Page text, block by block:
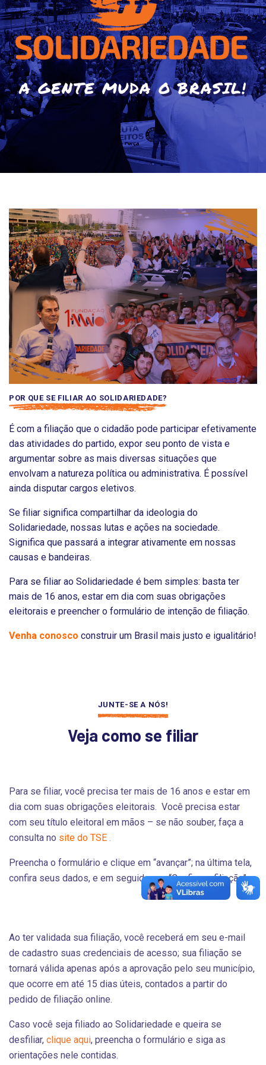
A GENTE MUDA O BRASIL!
POR QUE SE FILIAR AO SOLIDARIEDADE?
É com a filiação que o cidadão pode participar efetivamente
das atividades do partido, expor seu ponto de vista e
argumentar sobre as mais diversas situações que
envolvam a natureza política ou administrativa. É possível
ainda disputar cargos eletivos.
Se filiar significa compartilhar da ideologia do
Solidariedade, nossas lutas e ações na sociedade.
Significa que passará a integrar ativamente em nossas
causas e bandeiras.
Para se filiar ao Solidariedade é bem simples: basta ter
mais de 16 anos, estar em dia com suas obrigações
eleitorais e preencher o formulário de intenção de filiação.
Venha conosco construir um Brasil mais justo e igualitário!
JUNTE-SE A NÓS!
Veja como se filiar
Para se filiar, você precisa ter mais de 16 anos e estar em
dia com suas obrigações eleitorais. Você precisa estar
com seu título eleitoral em mãos – se não souber, faça a
consulta no site do TSE .
Preencha o formulário e clique em “avançar”; na última tela,
confira seus dados, e em seguida, em “Confirmar filiação”.
Ao ter validada sua filiação, você receberá em seu e-mail
de cadastro suas credenciais de acesso; sua filiação se
tornará válida apenas após a aprovação pelo seu município,
que ocorre em até 15 dias úteis, contados a partir do
pedido de filiação online.
Caso você seja filiado ao Solidariedade e queira se
desfiliar, clique aqui, preencha o formulário e siga as
orientações nele contidas.